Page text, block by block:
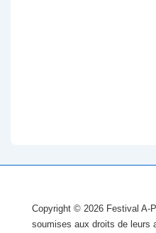
Copyright © 2026 Festival A-
soumises aux droits de leurs